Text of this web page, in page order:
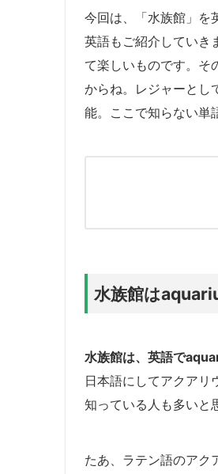
今回は、「水族館」を
英語もご紹介していき
て楽しいものです。そ
からね。レジャーとし
能。ここで知らない単
水族館は
水族館は、英語で
日本語にしてアクアリ
知っている人も多いと
たあ、ラテン語のアク